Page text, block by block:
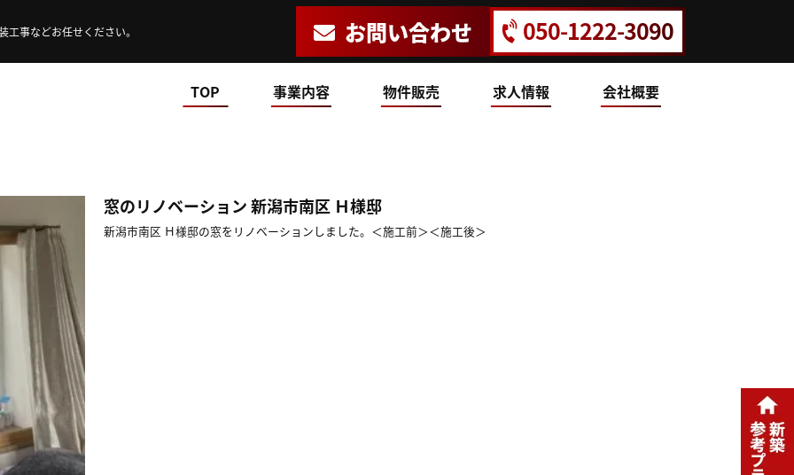
事などお任せください。 お問い合わせ 050-1222-3090
TOP 事業内容 物件販売 求人情報 会社概要
窓のリノベーション 新潟市南区 Ｈ様邸
新潟市南区 Ｈ様邸の窓をリノベーションしました。＜施工前＞＜施工後＞